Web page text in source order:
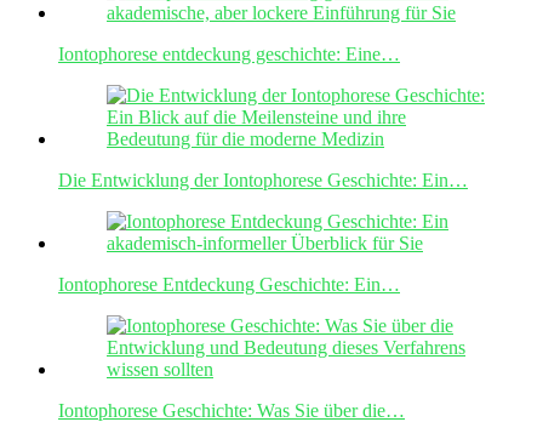
Iontophorese entdeckung geschichte: Eine…
Die Entwicklung der Iontophorese Geschichte: Ein…
Iontophorese Entdeckung Geschichte: Ein…
Iontophorese Geschichte: Was Sie über die…